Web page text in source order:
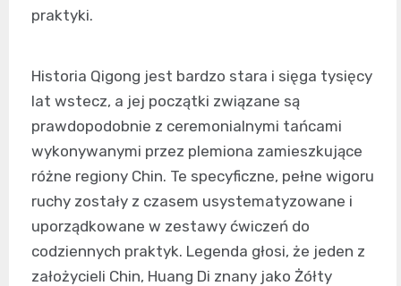
praktyki.
Historia Qigong jest bardzo stara i sięga tysięcy
lat wstecz, a jej początki związane są
prawdopodobnie z ceremonialnymi tańcami
wykonywanymi przez plemiona zamieszkujące
różne regiony Chin. Te specyficzne, pełne wigoru
ruchy zostały z czasem usystematyzowane i
uporządkowane w zestawy ćwiczeń do
codziennych praktyk. Legenda głosi, że jeden z
założycieli Chin, Huang Di znany jako Żółty